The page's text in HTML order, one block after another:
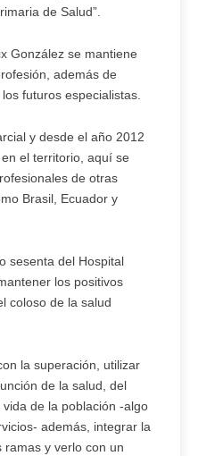
de Salud”.
González se mantiene
además de
futuros especialistas.
y desde el año 2012
el territorio, aquí se
de otras
Brasil, Ecuador y
sesenta del Hospital
los positivos
coloso de la salud
la superación, utilizar
de la salud, del
de la población -algo
además, integrar la
ramas y verlo con un